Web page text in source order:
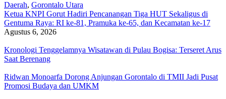
Daerah, Gorontalo Utara
Ketua KNPI Gorut Hadiri Pencanangan Tiga HUT Sekaligus di
Gentuma Raya: RI ke-81, Pramuka ke-65, dan Kecamatan ke-17
Agustus 6, 2026
Kronologi Tenggelamnya Wisatawan di Pulau Bogisa: Terseret Arus
Saat Berenang
Ridwan Monoarfa Dorong Anjungan Gorontalo di TMII Jadi Pusat
Promosi Budaya dan UMKM